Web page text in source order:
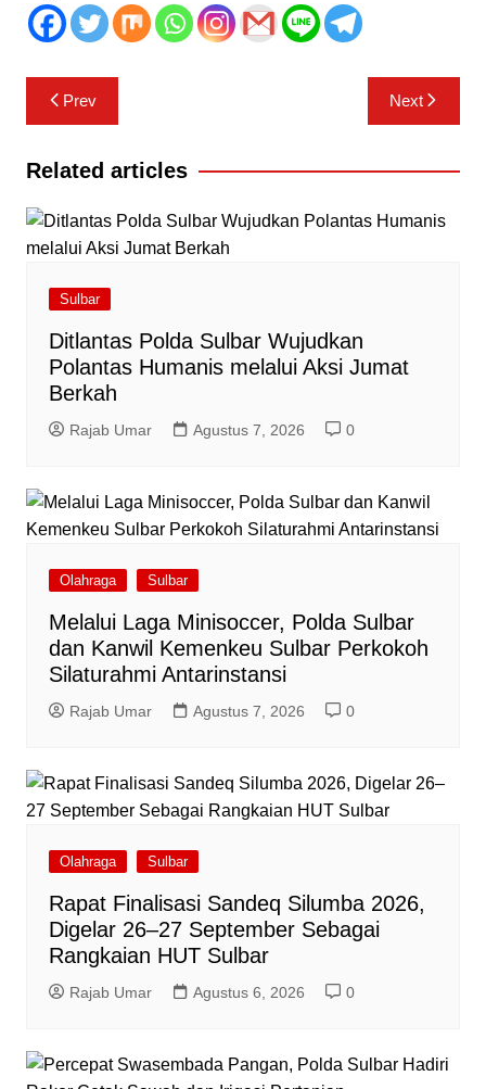
Navigasi
pos
Prev Next
Related articles
Sulbar
Ditlantas Polda Sulbar Wujudkan
Polantas Humanis melalui Aksi Jumat
Berkah
Rajab Umar Agustus 7, 2026 0
Olahraga Sulbar
Melalui Laga Minisoccer, Polda Sulbar
dan Kanwil Kemenkeu Sulbar Perkokoh
Silaturahmi Antarinstansi
Rajab Umar Agustus 7, 2026 0
Olahraga Sulbar
Rapat Finalisasi Sandeq Silumba 2026,
Digelar 26–27 September Sebagai
Rangkaian HUT Sulbar
Rajab Umar Agustus 6, 2026 0